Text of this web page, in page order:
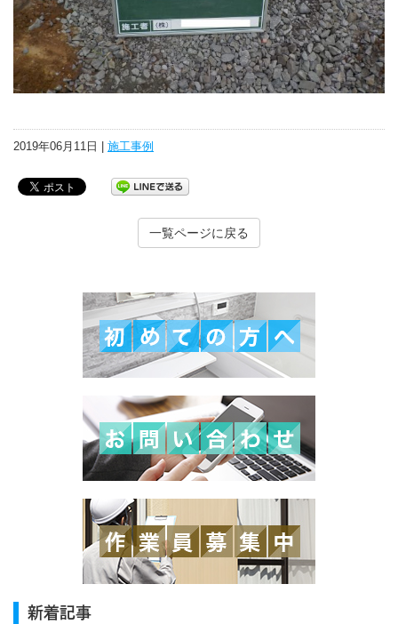
2019年06月11日 | 施工事例
一覧ページに戻る
新着記事